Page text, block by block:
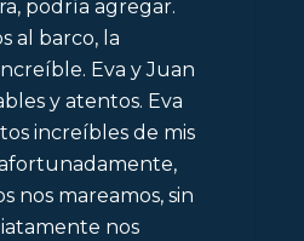
podría agregar.
al barco, la
Eva y Juan
y atentos. Eva
increíbles de mis
nos mareamos, sin
nos